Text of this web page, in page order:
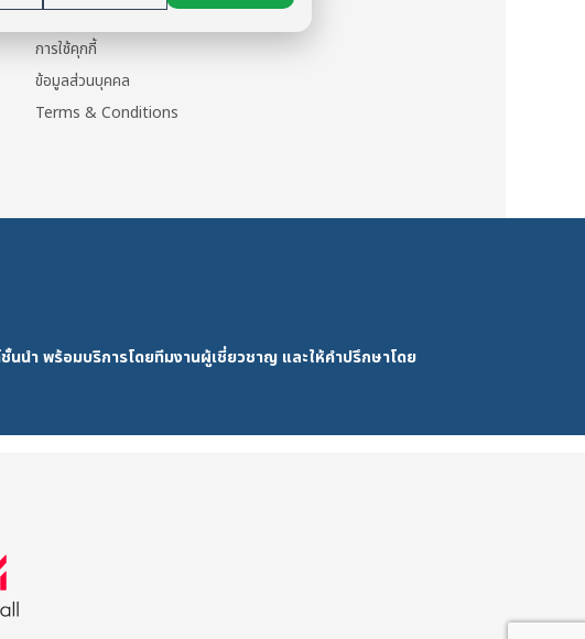
ข้อมูลส่วนตัว
การใช้คุกกี้
ข้อมูลส่วนบุคคล
Terms & Conditions
ำ พร้อมบริการโดยทีมงานผู้เชี่ยวชาญ และให้คำปรึกษาโดย